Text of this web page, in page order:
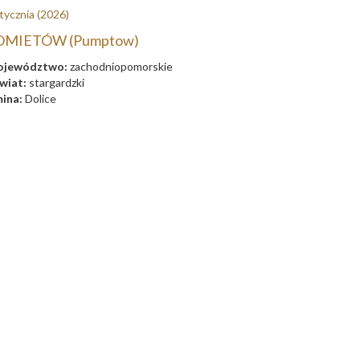
(2026)
(Pumptow)
zachodniopomorskie
stargardzki
Dolice